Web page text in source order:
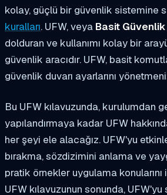
kolay, güçlü bir güvenlik sistemine
kuralları. UFW, veya Basit Güvenlik
dolduran ve kullanımı kolay bir
güvenlik aracıdır. UFW, basit
güvenlik duvarı ayarlarını
Bu UFW kılavuzunda, kurulumdan
yapılandırmaya kadar UFW
her şeyi ele alacağız. UFW'yu
bırakma, sözdizimini anlama ve
pratik örnekler uygulama
UFW kılavuzunun sonunda,